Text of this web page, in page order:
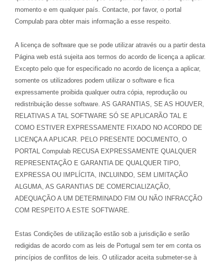
momento e em qualquer país. Contacte, por favor, o portal
Compulab para obter mais informação a esse respeito.
A licença de software que se pode utilizar através ou a partir desta
Página web está sujeita aos termos do acordo de licença a aplicar.
Excepto pelo que for especificado no acordo de licença a aplicar,
somente os utilizadores podem utilizar o software e fica
expressamente proibida qualquer outra cópia, reprodução ou
redistribuição desse software. AS GARANTIAS, SE AS HOUVER,
RELATIVAS A TAL SOFTWARE SÓ SE APLICARÃO TAL E
COMO ESTIVER EXPRESSAMENTE FIXADO NO ACORDO DE
LICENÇA A APLICAR. PELO PRESENTE DOCUMENTO, O
PORTAL Compulab RECUSA EXPRESSAMENTE QUALQUER
REPRESENTAÇÃO E GARANTIA DE QUALQUER TIPO,
EXPRESSA OU IMPLÍCITA, INCLUINDO, SEM LIMITAÇÃO
ALGUMA, AS GARANTIAS DE COMERCIALIZAÇÃO,
ADEQUAÇÃO A UM DETERMINADO FIM OU NÃO INFRACÇÃO
COM RESPEITO A ESTE SOFTWARE.
Estas Condições de utilização estão sob a jurisdição e serão
redigidas de acordo com as leis de Portugal sem ter em conta os
princípios de conflitos de leis. O utilizador aceita submeter-se à